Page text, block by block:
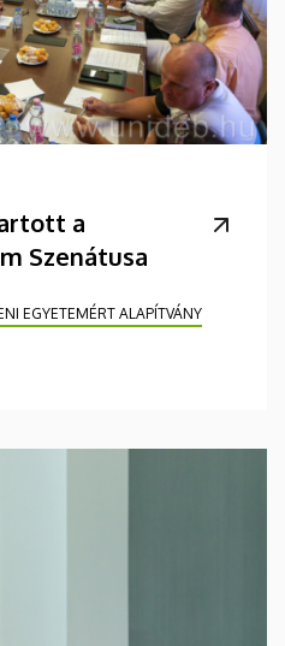
a
Szenátusa
EGYETEMÉRT ALAPÍTVÁNY